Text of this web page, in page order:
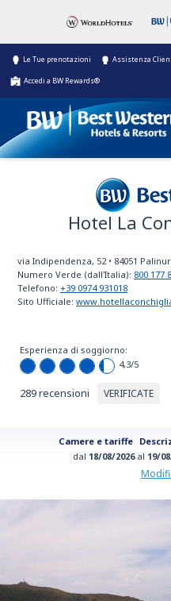
Le Tue prenotazioni Assistenza
Accedi a BW Rewards®
Best
Hotel La
via Indipendenza, 52• 84051
Numero Verde (dall'Italia): 800 177
Telefono: +39 0974 931018
Sito Ufficiale:
Esperienza di soggiorno:
4,3/5
289 recensioni VERIFICATE
Camere e tariffe
dal 18/08/2026al 19/